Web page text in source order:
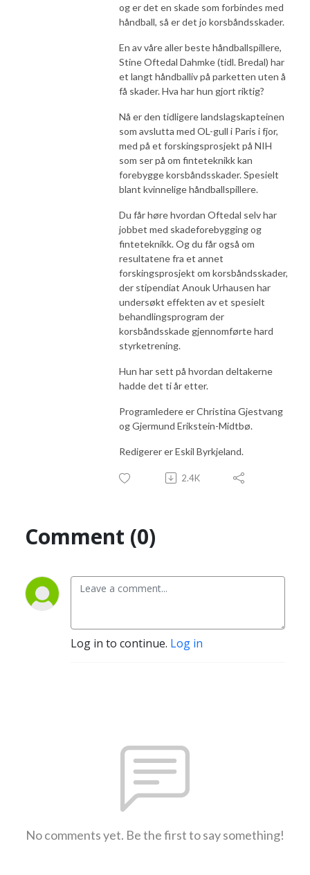
og er det en skade som forbindes med
håndball, så er det jo korsbåndsskader.
En av våre aller beste håndballspillere,
Stine Oftedal Dahmke (tidl. Bredal) har
et langt håndballiv på parketten uten å
få skader. Hva har hun gjort riktig?
Nå er den tidligere landslagskapteinen
som avslutta med OL-gull i Paris i fjor,
med på et forskingsprosjekt på NIH
som ser på om finteteknikk kan
forebygge korsbåndsskader. Spesielt
blant kvinnelige håndballspillere.
Du får høre hvordan Oftedal selv har
jobbet med skadeforebygging og
finteteknikk. Og du får også om
resultatene fra et annet
forskingsprosjekt om korsbåndsskader,
der stipendiat Anouk Urhausen har
undersøkt effekten av et spesielt
behandlingsprogram der
korsbåndsskade gjennomførte hard
styrketrening.
Hun har sett på hvordan deltakerne
hadde det ti år etter.
Programledere er Christina Gjestvang
og Gjermund Erikstein-Midtbø.
Redigerer er Eskil Byrkjeland.
2.4K
Comment (0)
Log in to continue. Log in
No comments yet. Be the first to say something!